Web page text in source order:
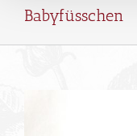
Babyfüsschen